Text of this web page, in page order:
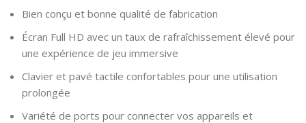
Bien conçu et bonne qualité de fabrication
Écran Full HD avec un taux de rafraîchissement élevé pour
une expérience de jeu immersive
Clavier et pavé tactile confortables pour une utilisation
prolongée
Variété de ports pour connecter vos appareils et